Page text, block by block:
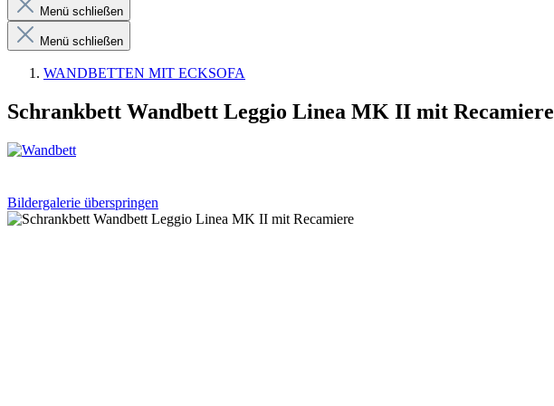
Menü schließen
Menü schließen
WANDBETTEN MIT ECKSOFA
Schrankbett Wandbett Leggio Linea MK II mit Recamiere
Bildergalerie überspringen